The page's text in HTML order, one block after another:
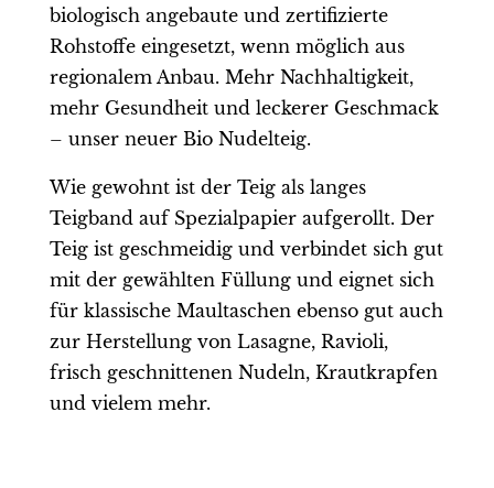
biologisch angebaute und zertifizierte
Rohstoffe eingesetzt, wenn möglich aus
regionalem Anbau. Mehr Nachhaltigkeit,
mehr Gesundheit und leckerer Geschmack
– unser neuer Bio Nudelteig.
Wie gewohnt ist der Teig als langes
Teigband auf Spezialpapier aufgerollt. Der
Teig ist geschmeidig und verbindet sich gut
mit der gewählten Füllung und eignet sich
für klassische Maultaschen ebenso gut auch
zur Herstellung von Lasagne, Ravioli,
frisch geschnittenen Nudeln, Krautkrapfen
und vielem mehr.